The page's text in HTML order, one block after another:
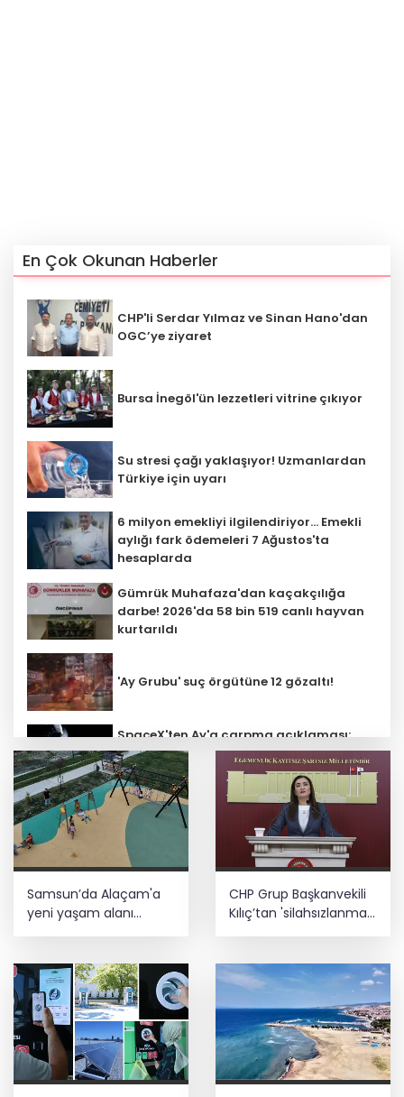
En Çok Okunan Haberler
CHP'li Serdar Yılmaz ve Sinan Hano'dan
OGC’ye ziyaret
Bursa İnegöl'ün lezzetleri vitrine çıkıyor
Su stresi çağı yaklaşıyor! Uzmanlardan
Türkiye için uyarı
6 milyon emekliyi ilgilendiriyor... Emekli
aylığı fark ödemeleri 7 Ağustos'ta
hesaplarda
Gümrük Muhafaza'dan kaçakçılığa
darbe! 2026'da 58 bin 519 canlı hayvan
kurtarıldı
'Ay Grubu' suç örgütüne 12 gözaltı!
SpaceX'ten Ay'a çarpma açıklaması:
Sorumlu uzay operasyonları için
çalışıyoruz
Bozcaada mercan resifleri için koruma
seferberliği... 180 deniz canlısı türü kayıt
altına alındı
Türk F-16'ları NATO görevi için
Estonya'da... MSB yerli savunma
sistemleriyle güçleniyor
ediyor... Hudutlarda 490 kişi yakalandı
Samsun’da Alaçam'a
yeni yaşam alanı
CHP Grup Başkanvekili
Kılıç’tan 'silahsızlanma'